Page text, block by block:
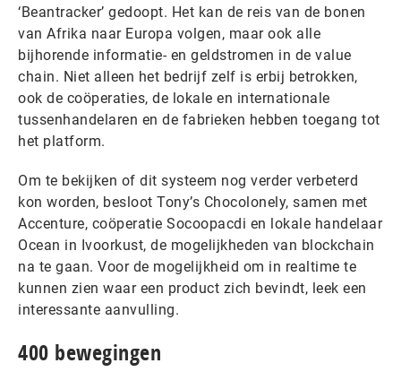
‘Beantracker’ gedoopt. Het kan de reis van de bonen
van Afrika naar Europa volgen, maar ook alle
bijhorende informatie- en geldstromen in de value
chain. Niet alleen het bedrijf zelf is erbij betrokken,
ook de coöperaties, de lokale en internationale
tussenhandelaren en de fabrieken hebben toegang tot
het platform.
Om te bekijken of dit systeem nog verder verbeterd
kon worden, besloot Tony’s Chocolonely, samen met
Accenture, coöperatie Socoopacdi en lokale handelaar
Ocean in Ivoorkust, de mogelijkheden van blockchain
na te gaan. Voor de mogelijkheid om in realtime te
kunnen zien waar een product zich bevindt, leek een
interessante aanvulling.
400 bewegingen